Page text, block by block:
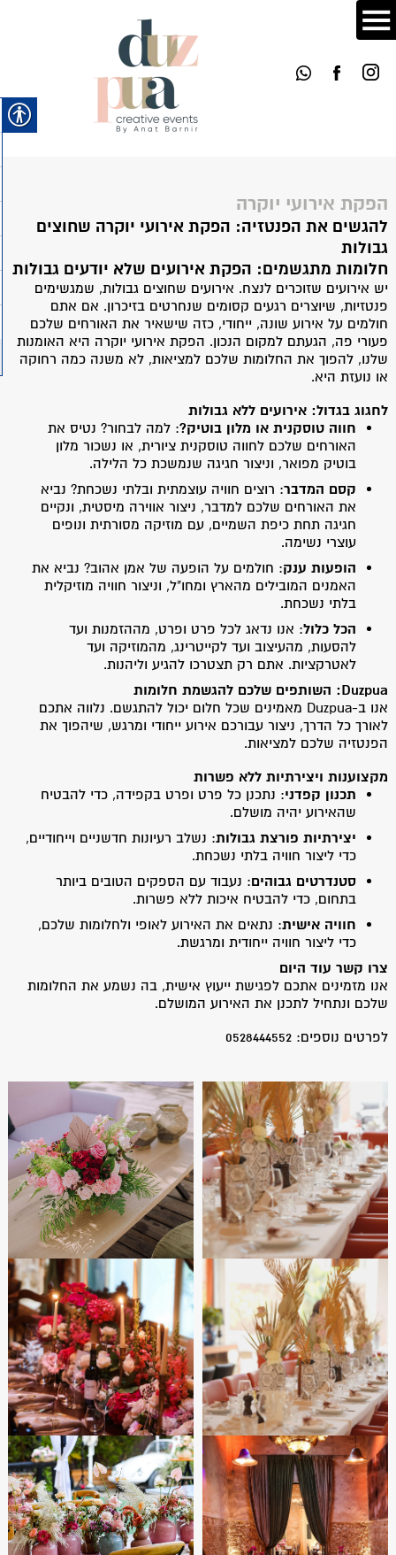
הפקת אירועי יוקרה
להגשים את הפנטזיה: הפקת אירועי יוקרה שחוצים
גבולות
חלומות מתגשמים: הפקת אירועים שלא יודעים גבולות
יש אירועים שזוכרים לנצח. אירועים שחוצים גבולות, שמגשימים
פנטזיות, שיוצרים רגעים קסומים שנחרטים בזיכרון. אם אתם
חולמים על אירוע שונה, ייחודי, כזה שישאיר את האורחים שלכם
פעורי פה, הגעתם למקום הנכון. הפקת אירועי יוקרה היא האומנות
שלנו, להפוך את החלומות שלכם למציאות, לא משנה כמה רחוקה
או נועזת היא.
לחגוג בגדול: אירועים ללא גבולות
חווה טוסקנית או מלון בוטיק?: למה לבחור? נטיס את
האורחים שלכם לחווה טוסקנית ציורית, או נשכור מלון
בוטיק מפואר, וניצור חגיגה שנמשכת כל הלילה.
קסם המדבר: רוצים חוויה עוצמתית ובלתי נשכחת? נביא
את האורחים שלכם למדבר, ניצור אווירה מיסטית, ונקיים
חגיגה תחת כיפת השמיים, עם מוזיקה מסורתית ונופים
עוצרי נשימה.
הופעות ענק: חולמים על הופעה של אמן אהוב? נביא את
האמנים המובילים מהארץ ומחו"ל, וניצור חוויה מוזיקלית
בלתי נשכחת.
הכל כלול: אנו נדאג לכל פרט ופרט, מההזמנות ועד
להסעות, מהעיצוב ועד לקייטרינג, מהמוזיקה ועד
לאטרקציות. אתם רק תצטרכו להגיע וליהנות.
Duzpua:
השותפים שלכם להגשמת חלומות
אנו ב-Duzpua מאמינים שכל חלום יכול להתגשם. נלווה אתכם
לאורך כל הדרך, ניצור עבורכם אירוע ייחודי ומרגש, שיהפוך את
הפנטזיה שלכם למציאות.
מקצוענות ויצירתיות ללא פשרות
תכנון קפדני: נתכנן כל פרט ופרט בקפידה, כדי להבטיח
שהאירוע יהיה מושלם.
יצירתיות פורצת גבולות: נשלב רעיונות חדשניים וייחודיים,
כדי ליצור חוויה בלתי נשכחת.
סטנדרטים גבוהים: נעבוד עם הספקים הטובים ביותר
בתחום, כדי להבטיח איכות ללא פשרות.
חוויה אישית: נתאים את האירוע לאופי ולחלומות שלכם,
כדי ליצור חוויה ייחודית ומרגשת.
צרו קשר עוד היום
אנו מזמינים אתכם לפגישת ייעוץ אישית, בה נשמע את החלומות
שלכם ונתחיל לתכנן את האירוע המושלם.
לפרטים נוספים: 0528444552